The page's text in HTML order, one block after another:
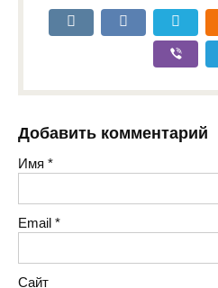
Добавить комментарий
Имя *
Email *
Сайт